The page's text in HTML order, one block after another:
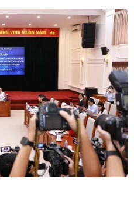
để ông Trump hủy
Iran
Benjamin Netanyahu cho
thống đắc cử Mỹ
thuận hạt nhân Iran.